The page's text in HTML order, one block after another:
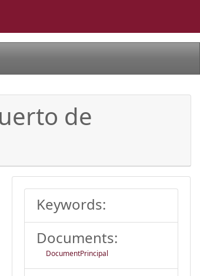
de
Keywords:
Documents:
DocumentPrincipal